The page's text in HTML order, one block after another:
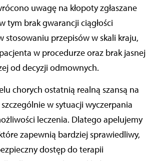
tym brak gwarancji ciągłości
stosowaniu przepisów w skali kraju,
w procedurze oraz brak jasnej
od decyzji odmownych.
chorych ostatnią realną szansą na
w sytuacji wyczerpania
leczenia. Dlatego apelujemy
zapewnią bardziej sprawiedliwy,
dostęp do terapii